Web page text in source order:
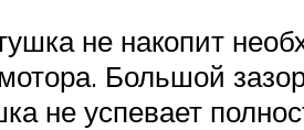
не накопит
Большой
не успевает